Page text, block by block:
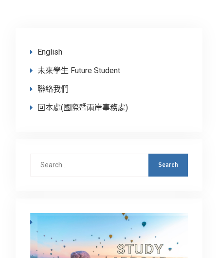
English
未來學生 Future Student
聯絡我們
回本處(國際暨兩岸事務處)